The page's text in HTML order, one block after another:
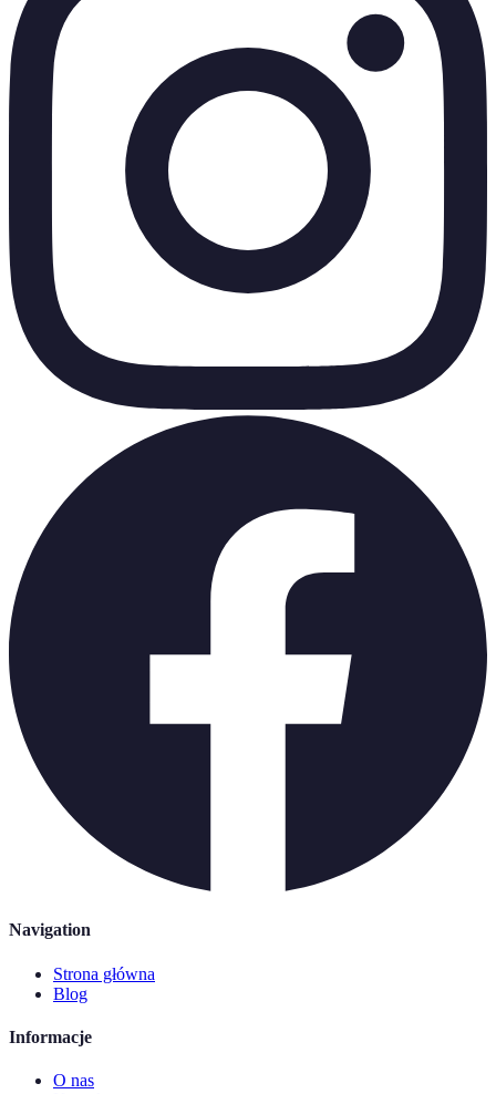
Navigation
Strona główna
Blog
Informacje
O nas